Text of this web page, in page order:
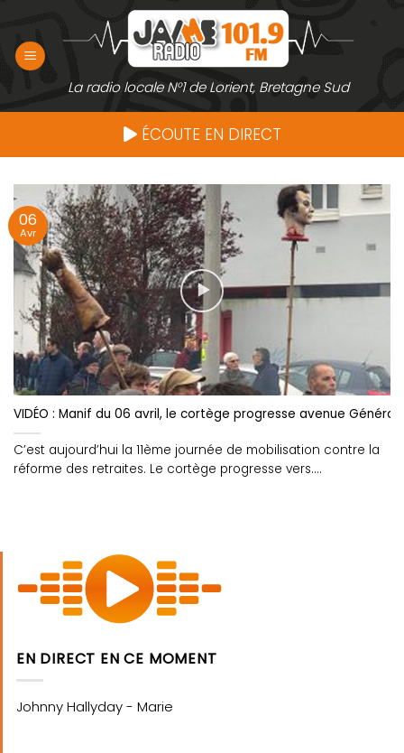
contenu
La radio locale N°1 de Lorient, Bretagne Sud
ÉCOUTE EN DIRECT
VIDÉO : Manif du 06 avril, le cortège progresse avenue
C’est aujourd’hui la 11ème journée de mobilisation contre la
réforme des retraites. Le cortège progresse vers....
06
Avr
EN DIRECT EN CE MOMENT